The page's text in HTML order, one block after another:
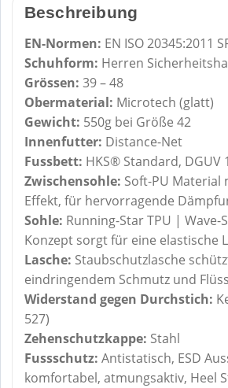
Beschreibung
EN-Normen: EN ISO 20345:2011
Schuhform: Herren
Grössen: 39 – 48
Obermaterial: Microtech (glatt)
Gewicht: 550g bei Größe 42
Innenfutter: Distance-Net
Fussbett: HKS® Standard, DGUV
Zwischensohle: Soft-PU Material
Effekt, für hervorragende
Sohle: Running-Star TPU | Wave-
Konzept sorgt für eine elastische
Lasche: Staubschutzlasche
eindringendem Schmutz und
Widerstand gegen Durchstich:
527)
Zehenschutzkappe: Stahl
Fussschutz: Antistatisch, ESD
komfortabel, atmungsaktiv, Heel